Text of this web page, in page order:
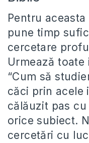
Pentru
pune timp
cercetare
Urmează
“Cum să
căci prin acele
călăuzit pas
orice subiect.
cercetări cu